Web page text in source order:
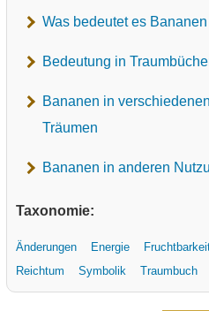
Was bedeutet es
Bedeutung in
Bananen in
Träumen
Bananen in anderen
Taxonomie:
Änderungen Energie
Reichtum
Symbolik Traumbuch